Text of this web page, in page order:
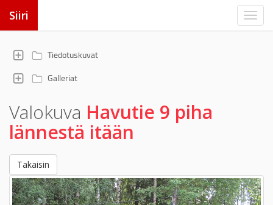
Siiri
Tiedotuskuvat
Galleriat
Valokuva Havutie 9 piha
lännestä itään
Takaisin